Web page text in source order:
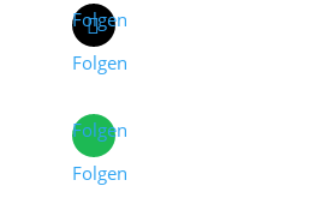
Folgen
Folgen
Folgen
Folgen